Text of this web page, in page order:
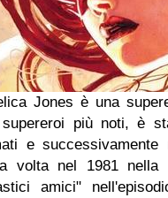
Jones è una
più noti, è
e successivamente
volta nel 1981
amici"